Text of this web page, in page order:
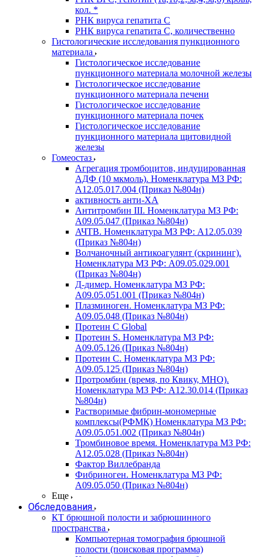
кол. *
РНК вируса гепатита C
РНК вируса гепатита C, количественно
Гистологические исследования пункционного
материала
Гистологическое исследование
пункционного материала молочной железы
Гистологическое исследование
пункционного материала печени
Гистологическое исследование
пункционного материала почек
Гистологическое исследование
пункционного материала щитовидной
железы
Гомеостаз
Агрегация тромбоцитов, индуцированная
АДФ (10 мкмоль). Номенклатура МЗ РФ:
A12.05.017.004 (Приказ №804н)
активность анти-ХА
Антитромбин III. Номенклатура МЗ РФ:
A09.05.047 (Приказ №804н)
АЧТВ. Номенклатура МЗ РФ: A12.05.039
(Приказ №804н)
Волчаночный антикоагулянт (скрининг).
Номенклатура МЗ РФ: A09.05.029.001
(Приказ №804н)
Д-димер. Номенклатура МЗ РФ:
A09.05.051.001 (Приказ №804н)
Плазминоген. Номенклатура МЗ РФ:
A09.05.048 (Приказ №804н)
Протеин C Global
Протеин S. Номенклатура МЗ РФ:
A09.05.126 (Приказ №804н)
Протеин С. Номенклатура МЗ РФ:
A09.05.125 (Приказ №804н)
Протромбин (время, по Квику, МНО).
Номенклатура МЗ РФ: A12.30.014 (Приказ
№804н)
Растворимые фибрин-мономерные
комплексы(РФМК) Номенклатура МЗ РФ:
A09.05.051.002 (Приказ №804н)
Тромбиновое время. Номенклатура МЗ РФ:
A12.05.028 (Приказ №804н)
Фактор Виллебранда
Фибриноген. Номенклатура МЗ РФ:
A09.05.050 (Приказ №804н)
Еще
Обследования
КТ брюшной полости и забрюшинного
пространства
Компьютерная томография брюшной
полости (поисковая программа)